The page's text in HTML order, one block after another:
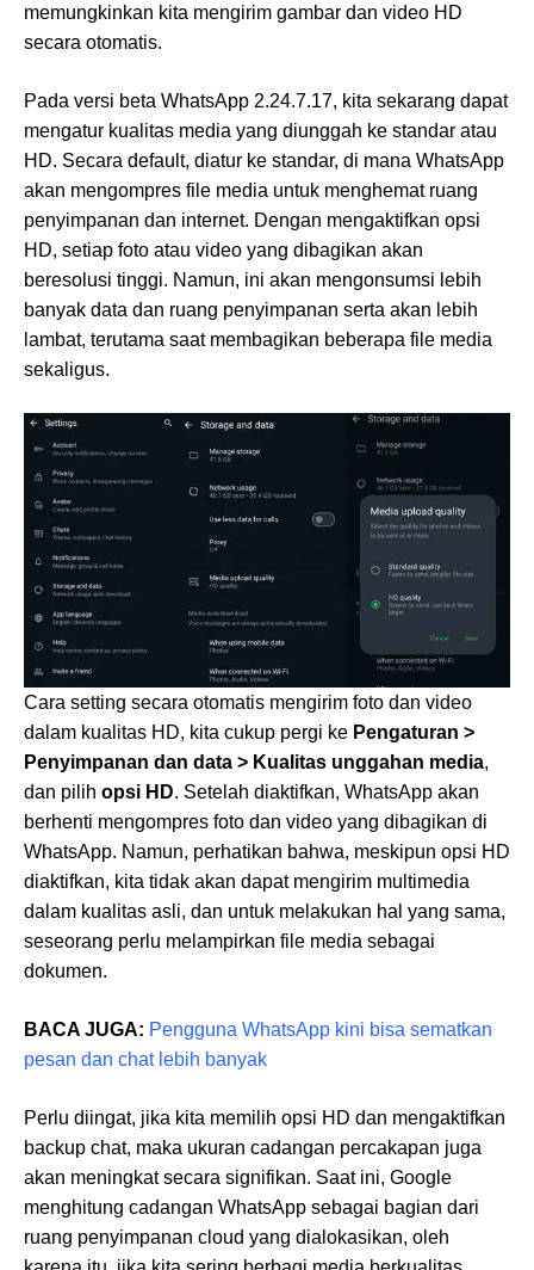
memungkinkan kita mengirim gambar dan video HD
secara otomatis.
Pada versi beta WhatsApp 2.24.7.17, kita sekarang dapat
mengatur kualitas media yang diunggah ke standar atau
HD. Secara default, diatur ke standar, di mana WhatsApp
akan mengompres file media untuk menghemat ruang
penyimpanan dan internet. Dengan mengaktifkan opsi
HD, setiap foto atau video yang dibagikan akan
beresolusi tinggi. Namun, ini akan mengonsumsi lebih
banyak data dan ruang penyimpanan serta akan lebih
lambat, terutama saat membagikan beberapa file media
sekaligus.
Cara setting secara otomatis mengirim foto dan video
dalam kualitas HD, kita cukup pergi ke Pengaturan >
Penyimpanan dan data > Kualitas unggahan media,
dan pilih opsi HD. Setelah diaktifkan, WhatsApp akan
berhenti mengompres foto dan video yang dibagikan di
WhatsApp. Namun, perhatikan bahwa, meskipun opsi HD
diaktifkan, kita tidak akan dapat mengirim multimedia
dalam kualitas asli, dan untuk melakukan hal yang sama,
seseorang perlu melampirkan file media sebagai
dokumen.
BACA JUGA: Pengguna WhatsApp kini bisa sematkan
pesan dan chat lebih banyak
Perlu diingat, jika kita memilih opsi HD dan mengaktifkan
backup chat, maka ukuran cadangan percakapan juga
akan meningkat secara signifikan. Saat ini, Google
menghitung cadangan WhatsApp sebagai bagian dari
ruang penyimpanan cloud yang dialokasikan, oleh